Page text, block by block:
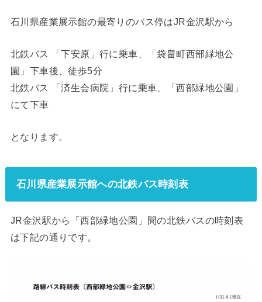
石川県産業展示館の最寄りのバス停はJR金沢駅から
北鉄バス 「下安原」行に乗車、「袋畠町西部緑地公
園」下車後、徒歩5分
北鉄バス 「済生会病院」行に乗車、「西部緑地公園」
にて下車
となります。
石川県産業展示館への北鉄バス時刻表
JR金沢駅から「西部緑地公園」間の北鉄バスの時刻表
は下記の通りです。